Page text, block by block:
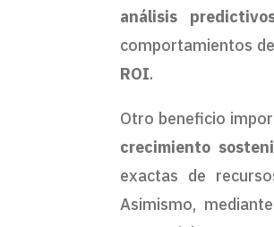
análisis
comportamientos
ROI.
Otro beneficio
crecimiento
exactas de
Asimismo,